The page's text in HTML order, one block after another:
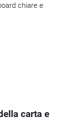
chiare e
carta e